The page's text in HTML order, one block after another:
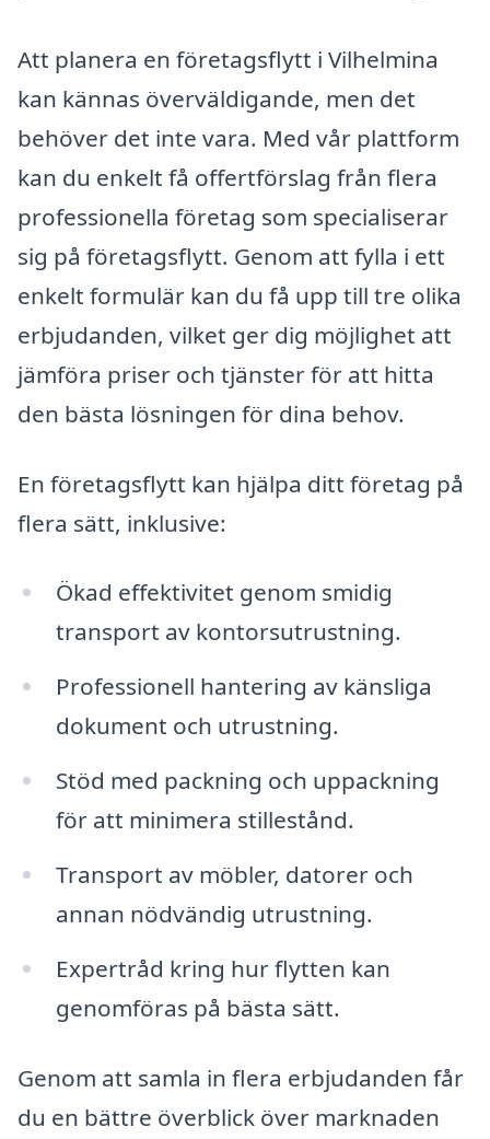
Att planera en företagsflytt i Vilhelmina
kan kännas överväldigande, men det
behöver det inte vara. Med vår plattform
kan du enkelt få offertförslag från flera
professionella företag som specialiserar
sig på företagsflytt. Genom att fylla i ett
enkelt formulär kan du få upp till tre olika
erbjudanden, vilket ger dig möjlighet att
jämföra priser och tjänster för att hitta
den bästa lösningen för dina behov.
En företagsflytt kan hjälpa ditt företag på
flera sätt, inklusive:
Ökad effektivitet genom smidig
transport av kontorsutrustning.
Professionell hantering av känsliga
dokument och utrustning.
Stöd med packning och uppackning
för att minimera stillestånd.
Transport av möbler, datorer och
annan nödvändig utrustning.
Expertråd kring hur flytten kan
genomföras på bästa sätt.
Genom att samla in flera erbjudanden får
du en bättre överblick över marknaden